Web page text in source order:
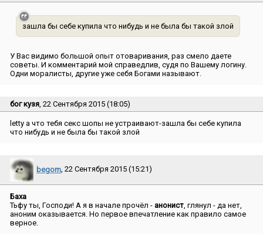
зашла бы себе купила что нибудь и не была бы такой злой
У Вас видимо большой опыт отоваривания, раз смело даете
советы. И комментарий мой справедлив, судя по Вашему логину.
Одни моралисты, другие уже себя Богами называют.
бог кузя, 22 Сентября 2015 (18:05)
letty а что тебя секс шопы не устраивают-зашла бы себе купила
что нибудь и не была бы такой злой
begom, 22 Сентября 2015 (15:21)
Баха
Тьфу ты, Господи! А я в начале прочёл - анонист, глянул - да нет,
аноним оказывается. Но первое впечатление как правило самое
верное.